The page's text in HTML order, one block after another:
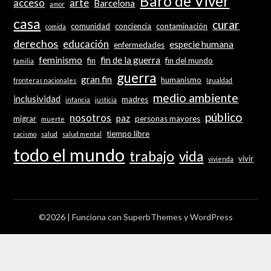
acceso amor arte Barcelona
casa comida comunidad conciencia contaminación curar
derechos educación enfermedades especie humana
familia feminismo fin fin de la guerra fin del mundo
fronteras nacionales gran fin guerra humanismo Igualdad
inclusividad infancia justicia madres medio ambiente
migrar muerte nosotros paz personas mayores público
racismo salud salud mental tiempo libre
todo el mundo trabajo vida vivienda vivir
©2026 | Funciona con SuperbThemes y WordPress